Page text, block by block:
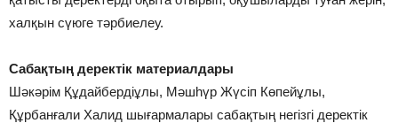
халқын сүюге тәрбиелеу.
Сабақтың деректік материалдары
Шәкәрім Құдайбердіұлы, Мәшһүр Жүсіп Көпейұлы,
Құрбанғали Халид шығармалары сабақтың негізгі деректік